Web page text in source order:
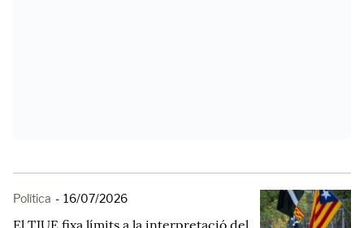
Política - 16/07/2026
El TJUE fixa límits a la interpretació del